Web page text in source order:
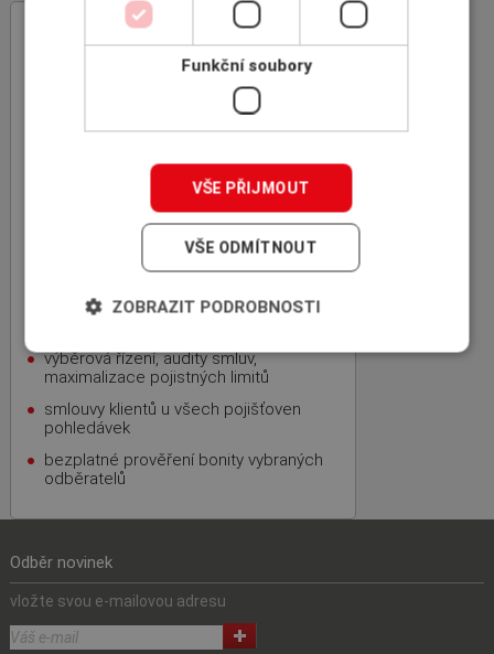
– specialista na pojištění
pohledávek
rodinná firma, 100% český kapitál,
zkušenosti z mezinárodní sítě
úspora času a kapacity vašich
zaměstnanců
zkušenosti s Credit
Managementem globálních firem
dlouholetá praxe v pojišťovně
výběrová řízení, audity smluv,
maximalizace pojistných limitů
smlouvy klientů u všech pojišťoven
pohledávek
bezplatné prověření bonity vybraných
odběratelů
Odběr novinek
vložte svou e-mailovou adresu
Funkční soubory
VŠE PŘIJMOUT
VŠE ODMÍTNOUT
ZOBRAZIT PODROBNOSTI